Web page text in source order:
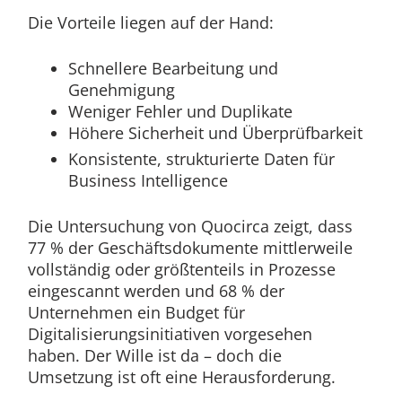
Die Vorteile liegen auf der Hand:
Schnellere Bearbeitung und
Genehmigung
Weniger Fehler und Duplikate
Höhere Sicherheit und Überprüfbarkeit
Konsistente, strukturierte Daten für
Business Intelligence
Die Untersuchung von Quocirca zeigt, dass
77 % der Geschäftsdokumente mittlerweile
vollständig oder größtenteils in Prozesse
eingescannt werden und 68 % der
Unternehmen ein Budget für
Digitalisierungsinitiativen vorgesehen
haben. Der Wille ist da – doch die
Umsetzung ist oft eine Herausforderung.